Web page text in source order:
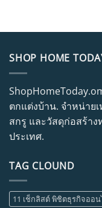
SHOP HOME
ตกแต่งบ้าน. จำหน่าย
สกรู และวัสดุก่อสร้า
ประเทศ.
TAG CLOUND
11 เช็กลิสต์ พิชิตธุรกิจออน